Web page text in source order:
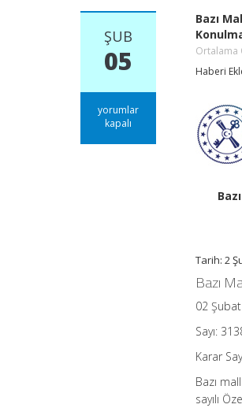
ŞUB
05
Bazı
Mallara
yorumlar
kapalı
Bazı
Ortalama
Haberi
Tarih: 2
Bazı
02
Sayı:
Karar
Bazı
sayılı